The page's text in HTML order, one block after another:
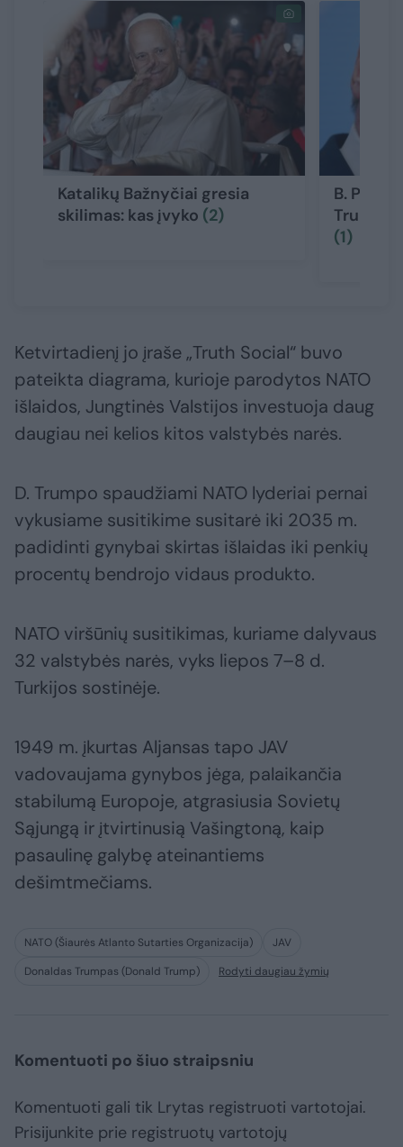
Katalikų Bažnyčiai gresia
skilimas: kas įvyko (2)
B.
Trumpu
(1)
Ketvirtadienį jo įraše „Truth Social“ buvo
pateikta diagrama, kurioje parodytos NATO
išlaidos, Jungtinės Valstijos investuoja daug
daugiau nei kelios kitos valstybės narės.
D. Trumpo spaudžiami NATO lyderiai pernai
vykusiame susitikime susitarė iki 2035 m.
padidinti gynybai skirtas išlaidas iki penkių
procentų bendrojo vidaus produkto.
NATO viršūnių susitikimas, kuriame dalyvaus
32 valstybės narės, vyks liepos 7–8 d.
Turkijos sostinėje.
1949 m. įkurtas Aljansas tapo JAV
vadovaujama gynybos jėga, palaikančia
stabilumą Europoje, atgrasiusia Sovietų
Sąjungą ir įtvirtinusią Vašingtoną, kaip
pasaulinę galybę ateinantiems
dešimtmečiams.
NATO (Šiaurės Atlanto Sutarties Organizacija)
JAV
Donaldas Trumpas (Donald Trump)
Rodyti daugiau žymių
Komentuoti po šiuo straipsniu
Komentuoti gali tik Lrytas registruoti vartotojai.
Prisijunkite prie registruotų vartotojų